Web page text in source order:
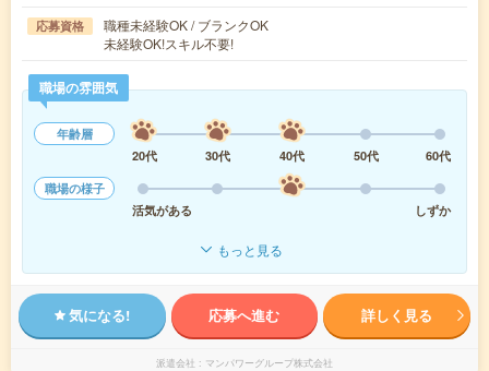
応募資格
職種未経験OK / ブランクOK
未経験OK!スキル不要!
職場の雰囲気
年齢層
20代
30代 40代 50代
60代
職場の様子
活気がある
しずか
もっと見る
気になる! 応募へ進む 詳しく見る
派遣会社 マンパワーグループ株式会社